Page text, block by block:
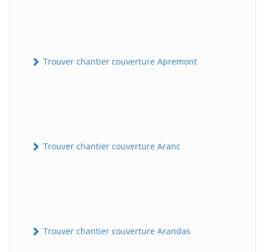
Trouver chantier couverture Apremont
Trouver chantier couverture Aranc
Trouver chantier couverture Arandas